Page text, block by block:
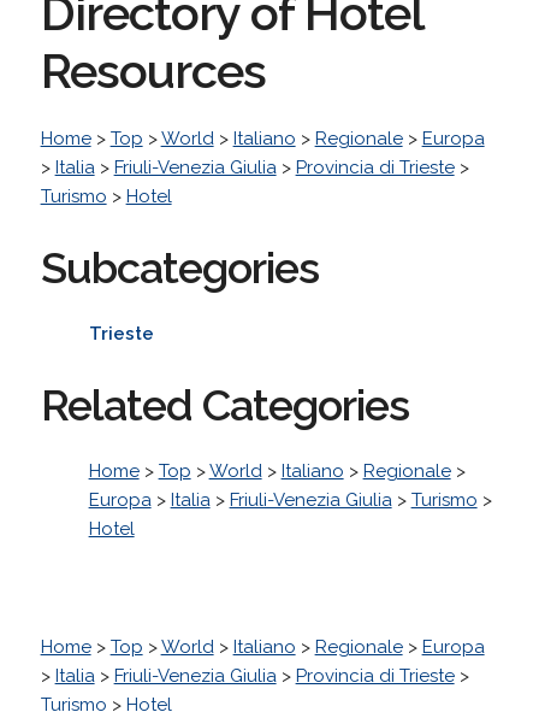
Directory of Hotel
Resources
Home> Top >World> Italiano > Regionale> Europa
> Italia> Friuli-Venezia Giulia> Provincia di Trieste>
Turismo > Hotel
Subcategories
Trieste
Related Categories
Home> Top >World> Italiano > Regionale>
Europa> Italia> Friuli-Venezia Giulia> Turismo >
Hotel
Home> Top >World> Italiano > Regionale> Europa
> Italia> Friuli-Venezia Giulia> Provincia di Trieste>
Turismo > Hotel